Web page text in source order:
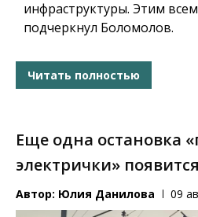
инфраструктуры. Этим
подчеркнул Боломолов.
Читать полностью
Еще одна остановка
электрички»
Автор: Юлия Данилова 09